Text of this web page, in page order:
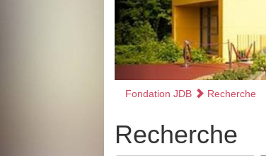
Fondation JDB Recherche
Recherche